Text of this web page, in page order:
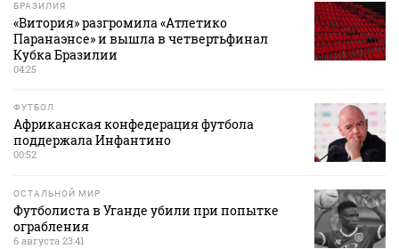
БРАЗИЛИЯ
«Витория» разгромила «Атлетико
Паранаэнсе» и вышла в четвертьфинал
Кубка Бразилии
04:25
ФУТБОЛ
Африканская конфедерация футбола
поддержала Инфантино
00:52
ОСТАЛЬНОЙ МИР
Футболиста в Уганде убили при попытке
ограбления
6 августа 23:41